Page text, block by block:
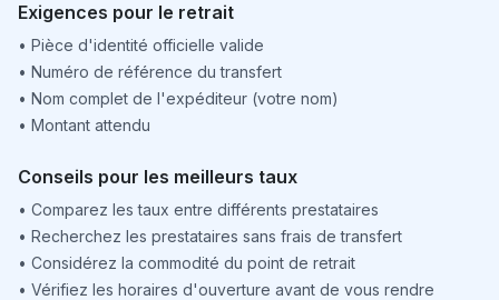
Exigences pour le retrait
• Pièce d'identité officielle valide
• Numéro de référence du transfert
• Nom complet de l'expéditeur (votre nom)
• Montant attendu
Conseils pour les meilleurs taux
• Comparez les taux entre différents prestataires
• Recherchez les prestataires sans frais de transfert
• Considérez la commodité du point de retrait
• Vérifiez les horaires d'ouverture avant de vous rendre